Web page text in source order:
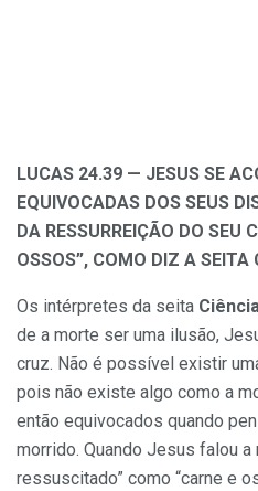
LUCAS 24.39 — JESUS SE
EQUIVOCADAS DOS SEUS
DA RESSURREIÇÃO DO SEU
OSSOS”, COMO DIZ A SEITA
Os intérpretes da seita
de a morte ser uma ilusão,
cruz. Não é possível existir
pois não existe algo como a
então equivocados quando
morrido. Quando Jesus falou
ressuscitado” como “carne e